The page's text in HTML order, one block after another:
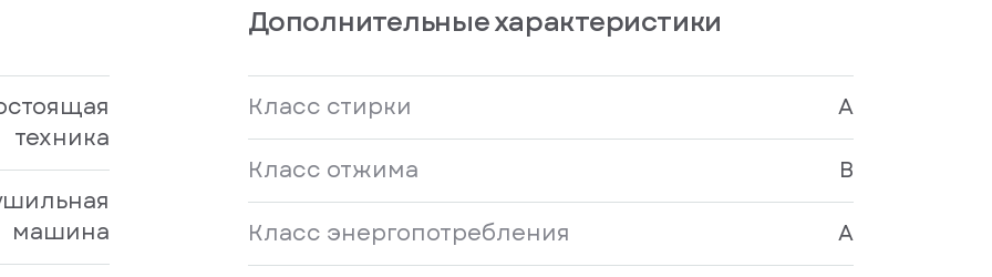
техника
машина
Дополнительные характеристики
Класс стирки
A
Класс отжима
B
Класс энергопотребления
A